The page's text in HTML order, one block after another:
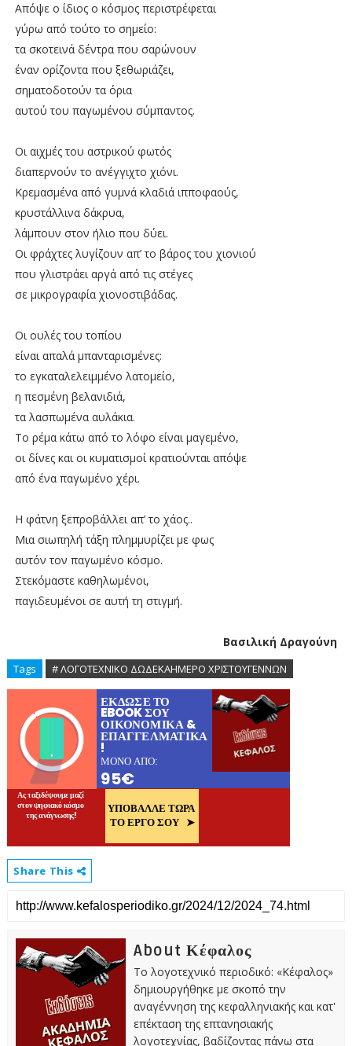
Απόψε ο ίδιος ο κόσμος περιστρέφεται
γύρω από τούτο το σημείο:
τα σκοτεινά δέντρα που σαρώνουν
έναν ορίζοντα που ξεθωριάζει,
σηματοδοτούν τα όρια
αυτού του παγωμένου σύμπαντος.
Οι αιχμές του αστρικού φωτός
διαπερνούν το ανέγγιχτο χιόνι.
Κρεμασμένα από γυμνά κλαδιά ιπποφαούς,
κρυστάλλινα δάκρυα,
λάμπουν στον ήλιο που δύει.
Οι φράχτες λυγίζουν απ’ το βάρος του χιονιού
που γλιστράει αργά από τις στέγες
σε μικρογραφία χιονοστιβάδας.
Οι ουλές του τοπίου
είναι απαλά μπανταρισμένες:
το εγκαταλελειμμένο λατομείο,
η πεσμένη βελανιδιά,
τα λασπωμένα αυλάκια.
Το ρέμα κάτω από το λόφο είναι μαγεμένο,
οι δίνες και οι κυματισμοί κρατιούνται απόψε
από ένα παγωμένο χέρι.
Η φάτνη ξεπροβάλλει απ’ το χάος..
Μια σιωπηλή τάξη πλημμυρίζει με φως
αυτόν τον παγωμένο κόσμο.
Στεκόμαστε καθηλωμένοι,
παγιδευμένοι σε αυτή τη στιγμή.
Βασιλική Δραγούνη
Tags # ΛΟΓΟΤΕΧΝΙΚΟ ΔΩΔΕΚΑΗΜΕΡΟ ΧΡΙΣΤΟΥΓΕΝΝΩΝ
Share This
About Κέφαλος
Το λογοτεχνικό περιοδικό: «Κέφαλος»
δημιουργήθηκε με σκοπό την
αναγέννηση της κεφαλληνιακής και κατ'
επέκταση της επτανησιακής
λογοτεχνίας, βαδίζοντας πάνω στα